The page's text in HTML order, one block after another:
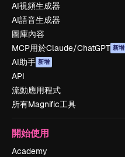
AI視頻生成器
AI語音生成器
圖庫內容
MCP用於Claude/ChatGPT 新增
AI助手 新增
API
流動應用程式
所有Magnific工具
開始使用
Academy